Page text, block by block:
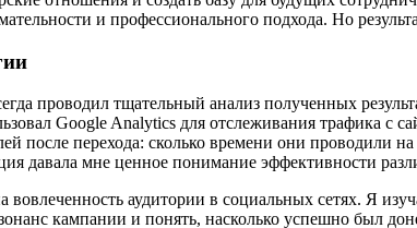
и профессионального подхода. Но
проводил тщательный анализ полученных
Google Analytics для отслеживания трафика с
после перехода: сколько времени они
давала мне ценное понимание эффективности
аудитории в социальных сетях. Я
кампании и понять, насколько успешно был